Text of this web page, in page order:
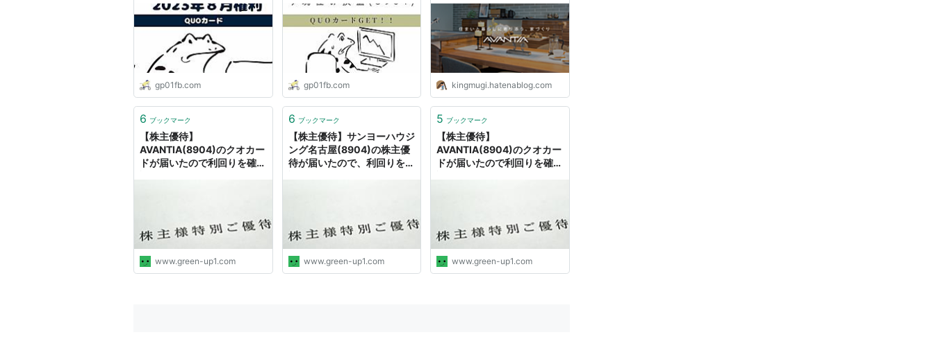
gp01fb.com gp01fb.com
- きんむぎの優待株売買で儲
けるブログ
kingmugi.hatenablog.com
6 ブックマーク
【株主優待】
AVANTIA(8904)のクオカー
ドが届いたので利回りを確
www.green-up1.com
6 ブックマーク
【株主優待】サンヨーハウジ
ング名古屋(8904)の株主優
待が届いたので、利回りを確
www.green-up1.com
5 ブックマーク
【株主優待】
AVANTIA(8904)のクオカー
ドが届いたので利回りを確
www.green-up1.com